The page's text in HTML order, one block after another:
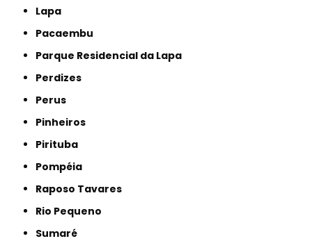
Lapa
Pacaembu
Parque Residencial da Lapa
Perdizes
Perus
Pinheiros
Pirituba
Pompéia
Raposo Tavares
Rio Pequeno
Sumaré